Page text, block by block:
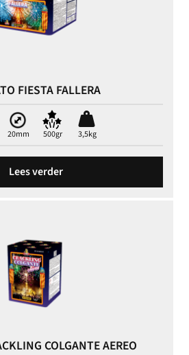
FIESTA FALLERA
20mm 500gr 3,5kg
Lees verder
COLGANTE AEREO